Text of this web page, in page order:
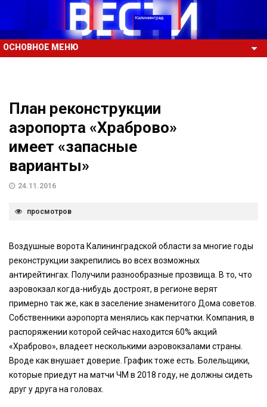
ОСНОВНОЕ МЕНЮ
План реконструкции
аэропорта «Храброво»
имеет «запасные
варианты»
24.11.2016
просмотров
Воздушные ворота Калининградской области за многие годы
реконструкции закрепились во всех возможных
антирейтингах. Получили разнообразные прозвища. В то, что
аэровокзал когда-нибудь достроят, в регионе верят
примерно так же, как в заселение знаменитого Дома советов.
Собственники аэропорта менялись как перчатки. Компания, в
распоряжении которой сейчас находится 60% акций
«Храброво», владеет несколькими аэровокзалами страны.
Вроде как внушает доверие. График тоже есть. Болельщики,
которые приедут на матчи ЧМ в 2018 году, не должны сидеть
друг у друга на головах.